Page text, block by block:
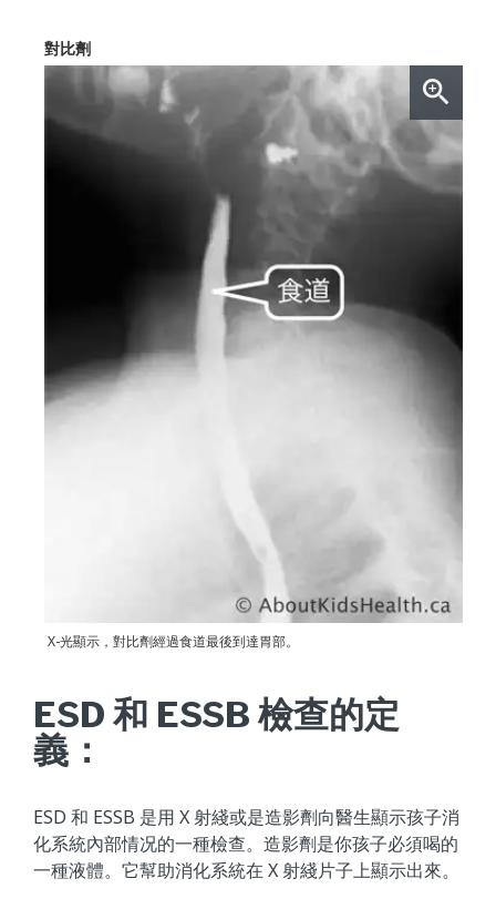
對比劑
X-光顯示，對比劑經過食道最後到達胃部。
ESD 和 ESSB 檢查的定
義：
ESD 和 ESSB 是用 X 射綫或是造影劑向醫生顯示孩子消
化系統內部情况的一種檢查。造影劑是你孩子必須喝的
一種液體。它幫助消化系統在 X 射綫片子上顯示出來。